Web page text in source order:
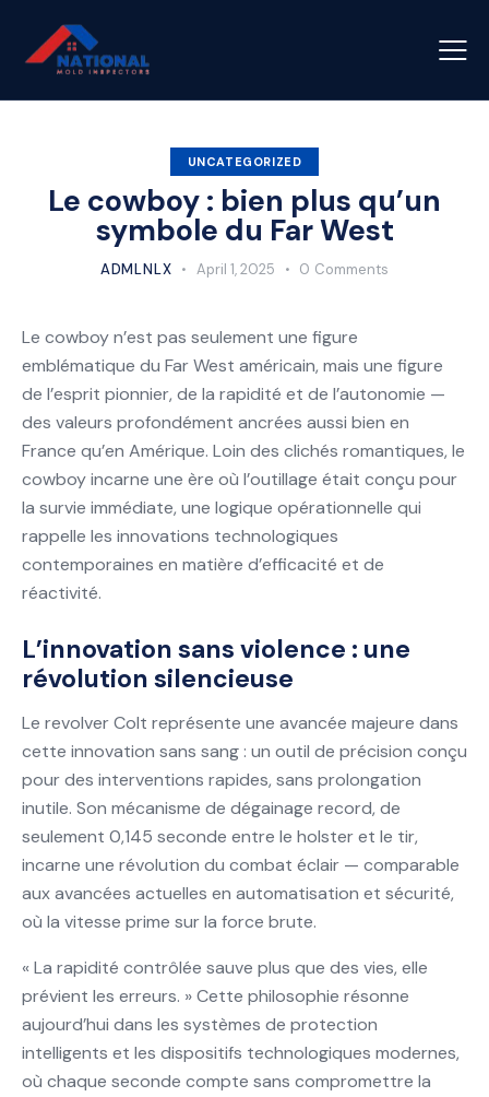
UNCATEGORIZED
Le cowboy : bien plus qu’un
symbole du Far West
ADMLNLX April 1, 2025 0 Comments
Le cowboy n’est pas seulement une figure
emblématique du Far West américain, mais une figure
de l’esprit pionnier, de la rapidité et de l’autonomie —
des valeurs profondément ancrées aussi bien en
France qu’en Amérique. Loin des clichés romantiques, le
cowboy incarne une ère où l’outillage était conçu pour
la survie immédiate, une logique opérationnelle qui
rappelle les innovations technologiques
contemporaines en matière d’efficacité et de
réactivité.
L’innovation sans violence : une
révolution silencieuse
Le revolver Colt représente une avancée majeure dans
cette innovation sans sang : un outil de précision conçu
pour des interventions rapides, sans prolongation
inutile. Son mécanisme de dégainage record, de
seulement 0,145 seconde entre le holster et le tir,
incarne une révolution du combat éclair — comparable
aux avancées actuelles en automatisation et sécurité,
où la vitesse prime sur la force brute.
« La rapidité contrôlée sauve plus que des vies, elle
prévient les erreurs. » Cette philosophie résonne
aujourd’hui dans les systèmes de protection
intelligents et les dispositifs technologiques modernes,
où chaque seconde compte sans compromettre la